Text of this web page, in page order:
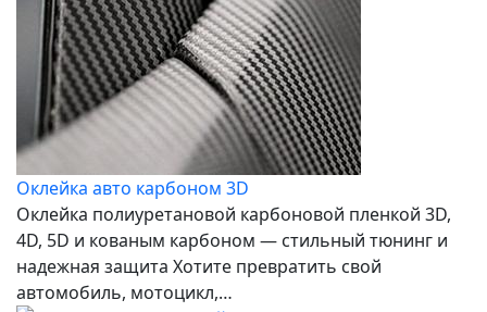
Оклейка авто карбоном 3D
Оклейка полиуретановой карбоновой пленкой 3D,
4D, 5D и кованым карбоном — стильный тюнинг и
надежная защита Хотите превратить свой
автомобиль, мотоцикл,…